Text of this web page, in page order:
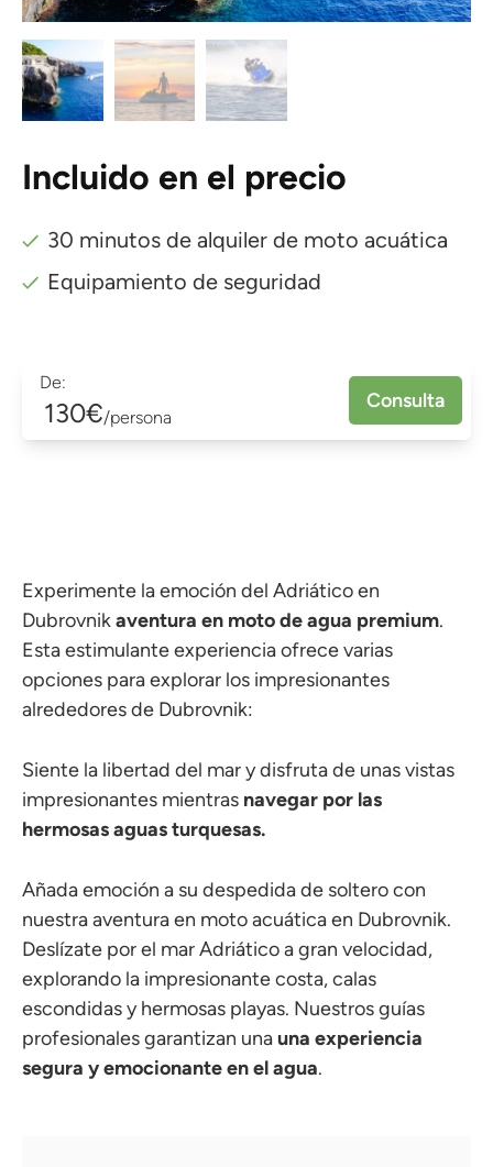
Incluido en el precio
30 minutos de alquiler de moto acuática
Equipamiento de seguridad
De:
130€/persona
Consulta
Experimente la emoción del Adriático en
Dubrovnikaventura en moto de agua premium.
Esta estimulante experiencia ofrece varias
opciones para explorar los impresionantes
alrededores de Dubrovnik:
Siente la libertad del mar y disfruta de unas vistas
impresionantes mientras navegar por las
hermosas aguas turquesas.
Añada emoción a su despedida de soltero con
nuestra aventura en moto acuática en Dubrovnik.
Deslízate por el mar Adriático a gran velocidad,
explorando la impresionante costa, calas
escondidas y hermosas playas. Nuestros guías
profesionales garantizan unauna experiencia
segura y emocionante en el agua.